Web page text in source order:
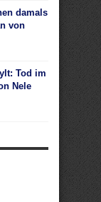
damals
von
Tod im
Nele